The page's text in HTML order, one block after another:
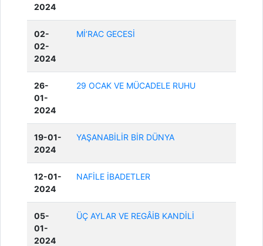
2024
02-
02-
2024
Mİ’RAC GECESİ
26-
01-
2024
29 OCAK VE MÜCADELE RUHU
19-01-
2024
YAŞANABİLİR BİR DÜNYA
12-01-
2024
NAFİLE İBADETLER
05-
01-
2024
ÜÇ AYLAR VE REGÂİB KANDİLİ